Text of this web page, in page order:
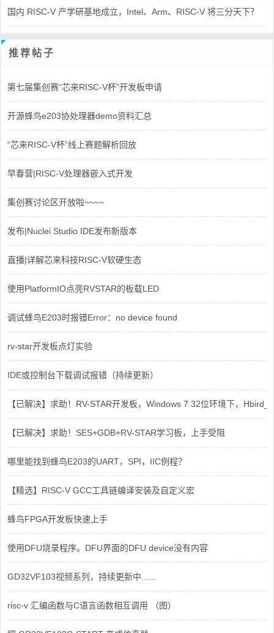
国内 RISC-V 产学研基地成立，Intel、Arm、RISC-V 将三分天下？
推荐帖子
第七届集创赛“芯来RISC-V杯”开发板申请
开源蜂鸟e203协处理器demo资料汇总
“芯来RISC-V杯”线上赛题解析回放
早春营|RISC-V处理器嵌入式开发
集创赛讨论区开放啦~~~~
发布|Nuclei Studio IDE发布新版本
直播|详解芯来科技RISC-V软硬生态
使用PlatformIO点亮RVSTAR的板载LED
调试蜂鸟E203时报错Error：no device found
rv-star开发板点灯实验
IDE或控制台下载调试报错（持续更新）
【已解决】求助！RV-STAR开发板，Windows 7 32位环境下，
【已解决】求助！SES+GDB+RV-STAR学习板，上手受阻
哪里能找到蜂鸟E203的UART，SPI，IIC例程？
【精选】RISC-V GCC工具链编译安装及自定义宏
蜂鸟FPGA开发板快速上手
使用DFU烧录程序。DFU界面的DFU device没有内容
GD32VF103视频系列，持续更新中......
risc-v 汇编函数与C语言函数相互调用 （图）